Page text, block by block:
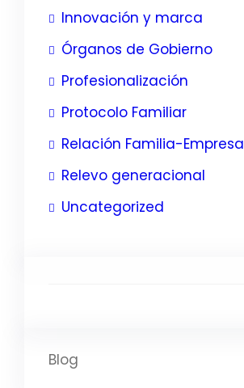
Innovación y marca
Órganos de Gobierno
Profesionalización
Protocolo Familiar
Relación Familia-Empresa
Relevo generacional
Uncategorized
Blog